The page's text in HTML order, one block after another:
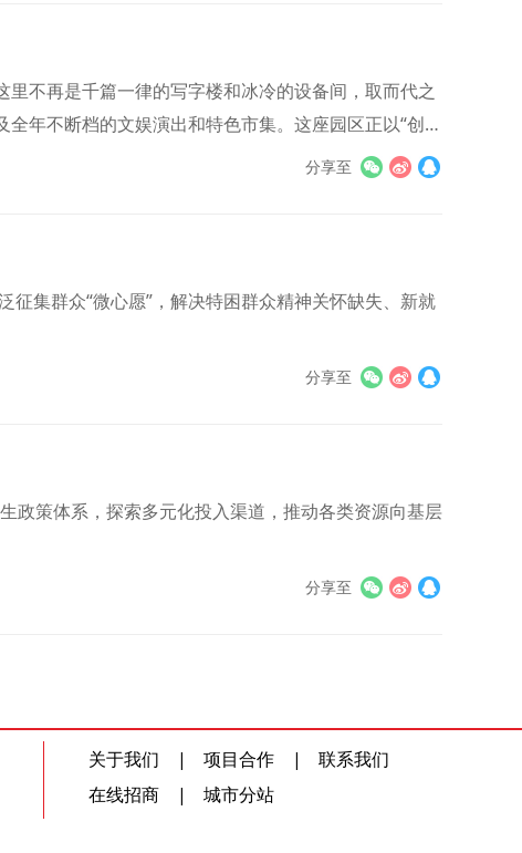
不再是千篇一律的写字楼和冰冷的设备间，取而代之
年不断档的文娱演出和特色市集。这座园区正以“创意
分享至
集群众“微心愿”，解决特困群众精神关怀缺失、新就
分享至
政策体系，探索多元化投入渠道，推动各类资源向基层
分享至
关于我们 | 项目合作 |
联系我们
在线招商
| 城市分站